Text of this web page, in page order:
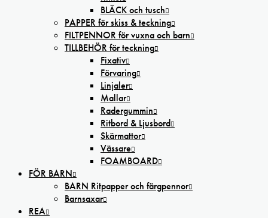
BLÄCK och tusch
PAPPER för skiss & teckning
FILTPENNOR för vuxna och barn
TILLBEHÖR för teckning
Fixativ
Förvaring
Linjaler
Mallar
Radergummin
Ritbord & Ljusbord
Skärmattor
Vässare
FOAMBOARD
FÖR BARN
BARN Ritpapper och färgpennor
Barnsaxar
REA